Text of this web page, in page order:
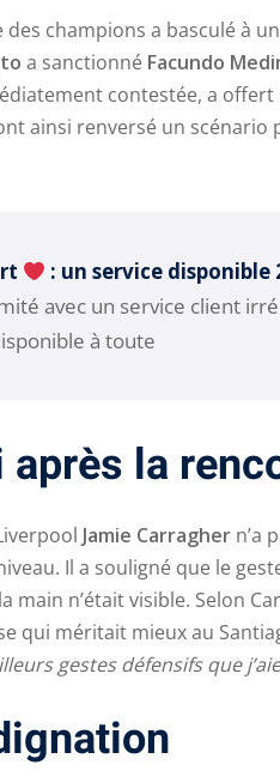
des champions a basculé à
a sanctionné Facundo
contestée, a offert
ainsi renversé un
: un service disponible
avec un service client
à toute
la
Jamie Carragher n’a
Il a souligné que le
main n’était visible. Selon
qui méritait mieux au
gestes défensifs que
Remember me